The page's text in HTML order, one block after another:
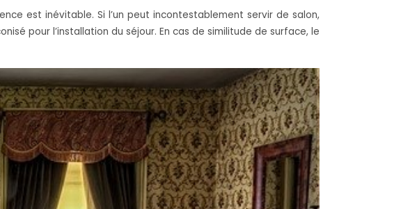
est inévitable. Si l’un peut incontestablement servir de salon,
pour l’installation du séjour. En cas de similitude de surface, le